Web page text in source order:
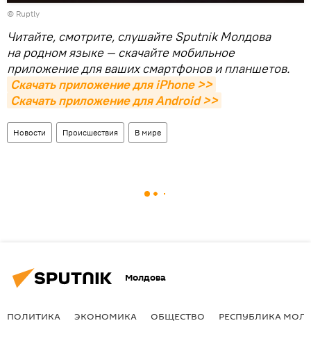
© Ruptly
Читайте, смотрите, слушайте Sputnik Молдова
на родном языке — скачайте мобильное
приложение для ваших смартфонов и планшетов.
Скачать приложение для iPhone >>
Скачать приложение для Android >>
Новости Происшествия В мире
Молдова
ПОЛИТИКА ЭКОНОМИКА ОБЩЕСТВО РЕСПУБЛИКА